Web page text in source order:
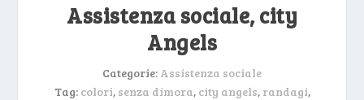
Assistenza sociale, city
Angels
Categorie: Assistenza sociale
Tag: colori, senza dimora, city angels, randagi,